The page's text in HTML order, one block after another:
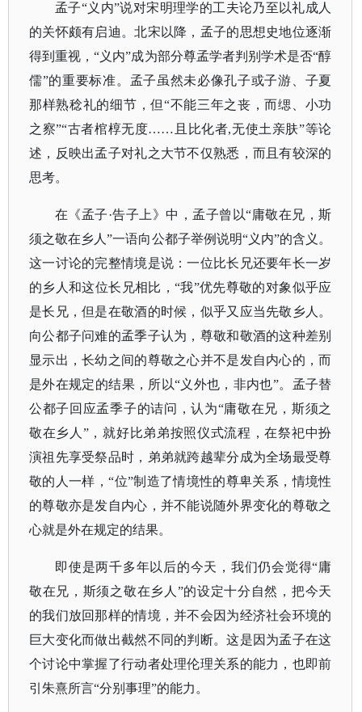
孟子“义内”说对宋明理学的工夫论乃至以礼成人
的关怀颇有启迪。北宋以降，孟子的思想史地位逐渐
得到重视，“义内”成为部分尊孟学者判别学术是否“醇
儒”的重要标准。孟子虽然未必像孔子或子游、子夏
那样熟稔礼的细节，但“不能三年之丧，而缌、小功
之察”“古者棺椁无度……且比化者,无使土亲肤”等论
述，反映出孟子对礼之大节不仅熟悉，而且有较深的
思考。
在《孟子·告子上》中，孟子曾以“庸敬在兄，斯
须之敬在乡人”一语向公都子举例说明“义内”的含义。
这一讨论的完整情境是说：一位比长兄还要年长一岁
的乡人和这位长兄相比，“我”优先尊敬的对象似乎应
是长兄，但是在敬酒的时候，似乎又应当先敬乡人。
向公都子问难的孟季子认为，尊敬和敬酒的这种差别
显示出，长幼之间的尊敬之心并不是发自内心的，而
是外在规定的结果，所以“义外也，非内也”。孟子替
公都子回应孟季子的诘问，认为“庸敬在兄，斯须之
敬在乡人”，就好比弟弟按照仪式流程，在祭祀中扮
演祖先享受祭品时，弟弟就跨越辈分成为全场最受尊
敬的人一样，“位”制造了情境性的尊卑关系，情境性
的尊敬亦是发自内心，并不能说随外界变化的尊敬之
心就是外在规定的结果。
即使是两千多年以后的今天，我们仍会觉得“庸
敬在兄，斯须之敬在乡人”的设定十分自然，把今天
的我们放回那样的情境，并不会因为经济社会环境的
巨大变化而做出截然不同的判断。这是因为孟子在这
个讨论中掌握了行动者处理伦理关系的能力，也即前
引朱熹所言“分别事理”的能力。